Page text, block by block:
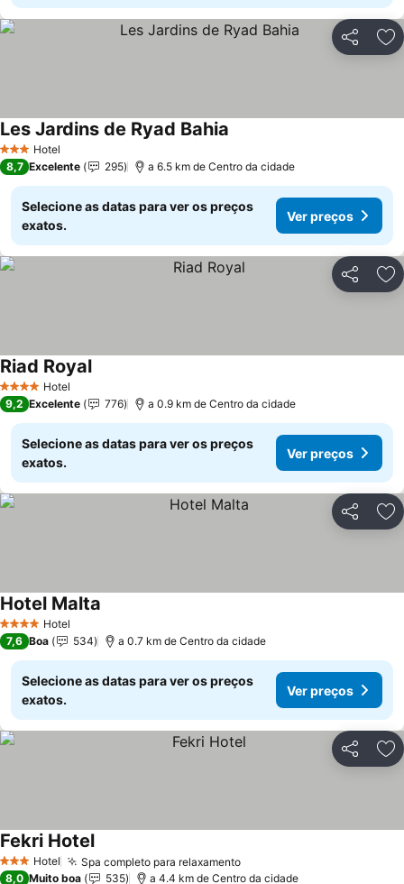
Partilhar
3 EstrelasHotel
Les Jardins de Ryad Bahia
8,7 Excelente 295 a 6.5 km de Centro da cidade
Selecione as datas para ver os preços
exatos.
Ver preços
Partilhar
4 EstrelasHotel
Riad RoyalVer preços
9,2 Excelente 776 a 0.9 km de Centro da cidade
Selecione as datas para ver os preços
exatos.
Ver preços
Partilhar
4 EstrelasHotel
Hotel Malta
7,6 Boa 534 a 0.7 km de Centro da cidade
Selecione as datas para ver os preços
exatos.
Ver preços
Partilhar
3 EstrelasHotel Spa completo para relaxamentoVer preços
Fekri HotelVer preços
8,0 Muito boa 535 a 4.4 km de Centro da cidade